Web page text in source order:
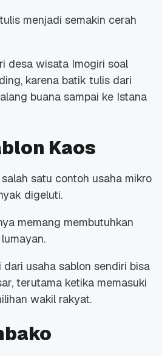
menjadi semakin cerah
desa wisata Imogiri soal
karena batik tulis dari
buana sampai ke Istana
Kaos
satu contoh usaha mikro
digeluti.
memang membutuhkan
usaha sablon sendiri bisa
terutama ketika memasuki
wakil rakyat.